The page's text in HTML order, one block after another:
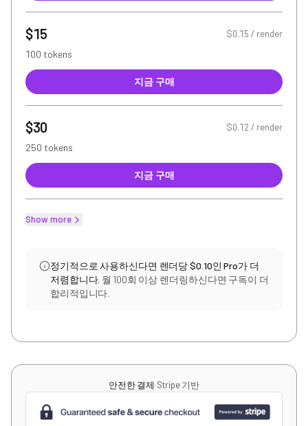
$15 $0.15 / render
100 tokens
지금 구매
$30 $0.12 / render
250 tokens
지금 구매
Show more
정기적으로 사용하신다면 렌더당 $0.10인 Pro가 더
저렴합니다. 월 100회 이상 렌더링하신다면 구독이 더
합리적입니다.
안전한 결제·Stripe 기반